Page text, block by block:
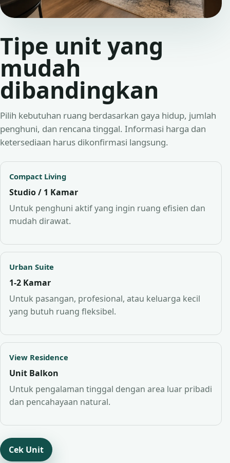
Tipe unit yang
mudah
dibandingkan
Pilih kebutuhan ruang berdasarkan gaya hidup, jumlah
penghuni, dan rencana tinggal. Informasi harga dan
ketersediaan harus dikonfirmasi langsung.
Compact Living
Studio / 1 Kamar
Untuk penghuni aktif yang ingin ruang efisien dan
mudah dirawat.
Urban Suite
1-2 Kamar
Untuk pasangan, profesional, atau keluarga kecil
yang butuh ruang fleksibel.
View Residence
Unit Balkon
Untuk pengalaman tinggal dengan area luar pribadi
dan pencahayaan natural.
Cek Unit